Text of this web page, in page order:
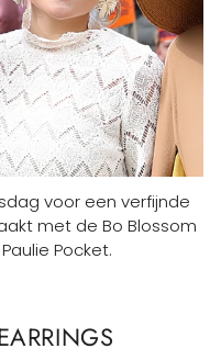
voor een verfijnde
met de Bo Blossom
Pocket.